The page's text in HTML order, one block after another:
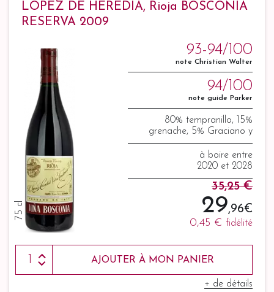
LOPEZ DE HEREDIA, Rioja BOSCONIA
RESERVA 2009
75 cl
93-94/100
note Christian Walter
94/100
note guide Parker
80% tempranillo, 15%
grenache, 5% Graciano y
Mazuelo
à boire entre
2020 et 2028
35,25 €
29,96 €
0,45 € fidélité
AJOUTER À MON PANIER
+ de détails